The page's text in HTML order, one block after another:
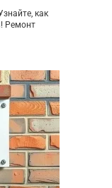
как
Ремонт